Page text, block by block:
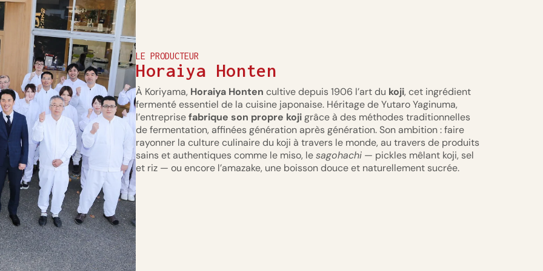
LE PRODUCTEUR
Horaiya Honten
À Koriyama, Horaiya Honten cultive depuis 1906 l’art du koji, cet ingrédient
fermenté essentiel de la cuisine japonaise. Héritage de Yutaro Yaginuma,
l’entreprisefabrique son propre kojigrâce à des méthodes traditionnelles
de fermentation, affinées génération après génération. Son ambition : faire
rayonner la culture culinaire du koji à travers le monde, au travers de produits
sains et authentiques comme le miso, lesagohachi — pickles mêlant koji, sel
et riz — ou encore l’amazake, une boisson douce et naturellement sucrée.